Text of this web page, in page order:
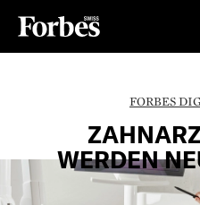
FORBES
WERDEN